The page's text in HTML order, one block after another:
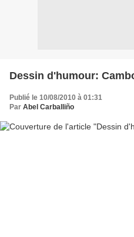
Dessin d'humour:
Publié le 10/08/2010 à 01:31
Par Abel Carballiño